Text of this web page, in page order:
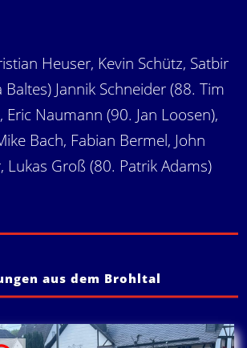
Heuser, Kevin Schütz, Satbir
Baltes) Jannik Schneider (88. Tim
Eric Naumann (90. Jan Loosen),
Bach, Fabian Bermel, John
Lukas Groß (80. Patrik Adams)
aus dem Brohltal